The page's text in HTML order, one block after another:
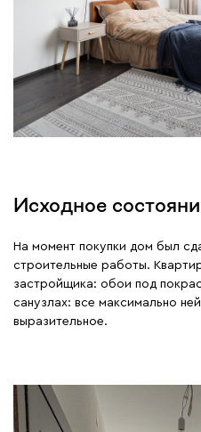
Исходное
На момент покупки дом был
строительные работы.
застройщика: обои под
санузлах: все максимально
выразительное.